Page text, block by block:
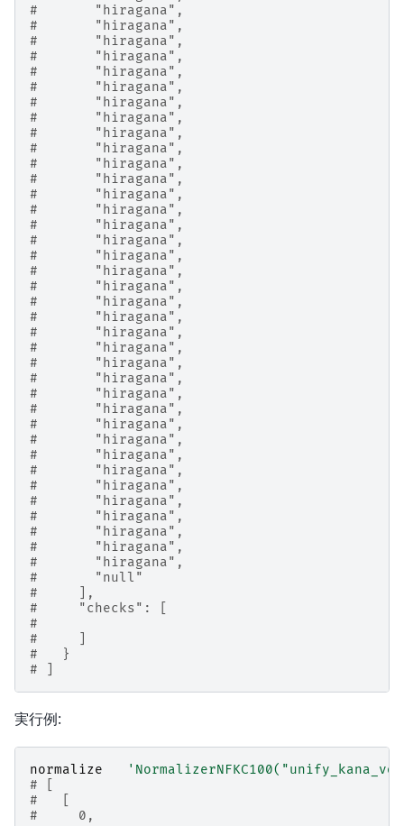
#       "hiragana",
#       "hiragana",
#       "hiragana",
#       "hiragana",
#       "hiragana",
#       "hiragana",
#       "hiragana",
#       "hiragana",
#       "hiragana",
#       "hiragana",
#       "hiragana",
#       "hiragana",
#       "hiragana",
#       "hiragana",
#       "hiragana",
#       "hiragana",
#       "hiragana",
#       "hiragana",
#       "hiragana",
#       "hiragana",
#       "hiragana",
#       "hiragana",
#       "hiragana",
#       "hiragana",
#       "hiragana",
#       "hiragana",
#       "hiragana",
#       "hiragana",
#       "hiragana",
#       "hiragana",
#       "hiragana",
#       "hiragana",
#       "hiragana",
#       "hiragana",
#       "hiragana",
#       "hiragana",
#       "hiragana",
#       "null"
#     ],
#     "checks": [
#
#     ]
#   }
# ]
実行例:
normalize
# [
#   [
#     0,